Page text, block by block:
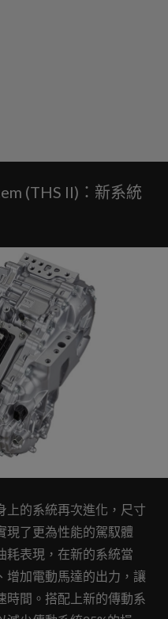
(THS II)：新系統
上的系統再次進化，尺寸
現了更為性能的駕馭體
耗表現，在新的系統當
增加電動馬達的出力，讓
時間。搭配上新的傳動系